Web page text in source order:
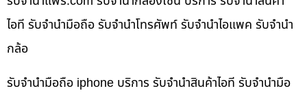
ไอที รับจำนำมือถือ รับจำนำโทรศัพท์ รับจำนำไอแพค รับจำนำ
กล้อ
รับจำนำมือถือ iphone บริการ รับจำนำสินค้าไอที รับจำนำมือ